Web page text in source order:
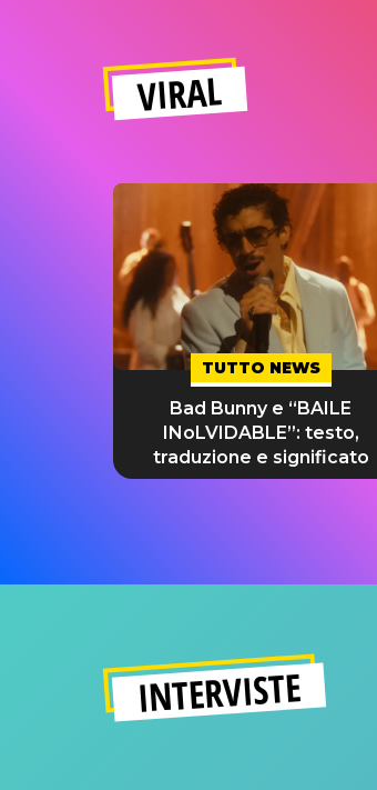
VIRAL
TUTTO NEWS
Bad Bunny e “BAILE
INoLVIDABLE”: testo,
traduzione e significato
INTERVISTE